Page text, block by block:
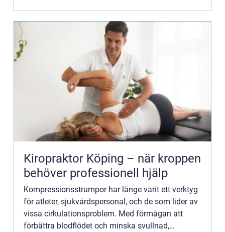
Kiropraktor Köping – när kroppen
behöver professionell hjälp
Kompressionsstrumpor har länge varit ett verktyg
för atleter, sjukvårdspersonal, och de som lider av
vissa cirkulationsproblem. Med förmågan att
förbättra blodflödet och minska svullnad,